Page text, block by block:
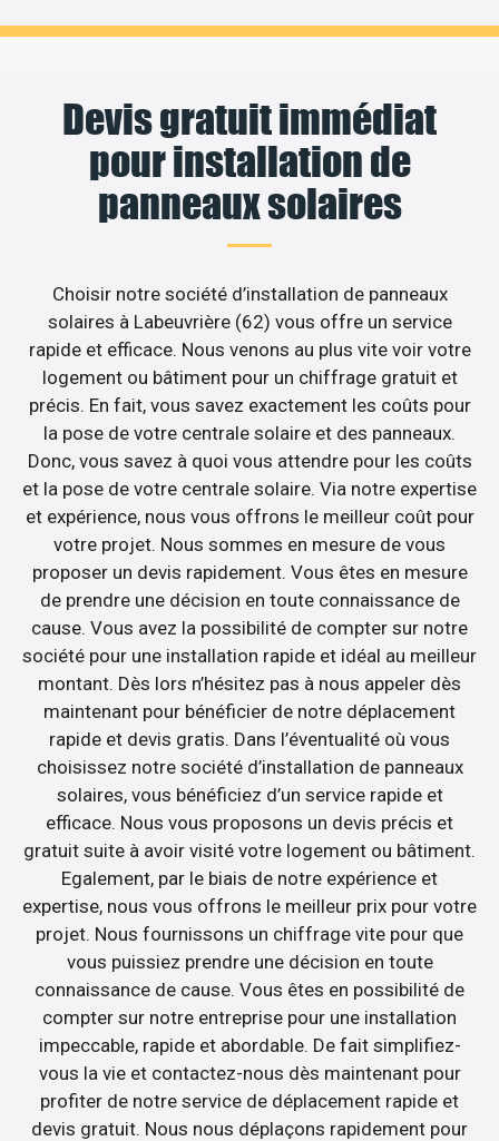
Devis gratuit immédiat
pour installation de
panneaux solaires
Choisir notre société d’installation de panneaux
solaires à Labeuvrière (62) vous offre un service
rapide et efficace. Nous venons au plus vite voir votre
logement ou bâtiment pour un chiffrage gratuit et
précis. En fait, vous savez exactement les coûts pour
la pose de votre centrale solaire et des panneaux.
Donc, vous savez à quoi vous attendre pour les coûts
et la pose de votre centrale solaire. Via notre expertise
et expérience, nous vous offrons le meilleur coût pour
votre projet. Nous sommes en mesure de vous
proposer un devis rapidement. Vous êtes en mesure
de prendre une décision en toute connaissance de
cause. Vous avez la possibilité de compter sur notre
société pour une installation rapide et idéal au meilleur
montant. Dès lors n’hésitez pas à nous appeler dès
maintenant pour bénéficier de notre déplacement
rapide et devis gratis. Dans l’éventualité où vous
choisissez notre société d’installation de panneaux
solaires, vous bénéficiez d’un service rapide et
efficace. Nous vous proposons un devis précis et
gratuit suite à avoir visité votre logement ou bâtiment.
Egalement, par le biais de notre expérience et
expertise, nous vous offrons le meilleur prix pour votre
projet. Nous fournissons un chiffrage vite pour que
vous puissiez prendre une décision en toute
connaissance de cause. Vous êtes en possibilité de
compter sur notre entreprise pour une installation
impeccable, rapide et abordable. De fait simplifiez-
vous la vie et contactez-nous dès maintenant pour
profiter de notre service de déplacement rapide et
devis gratuit. Nous nous déplaçons rapidement pour